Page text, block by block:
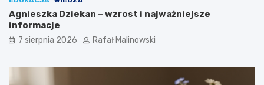
Agnieszka Dziekan – wzrost i najważniejsze
informacje
7 sierpnia 2026 Rafał Malinowski